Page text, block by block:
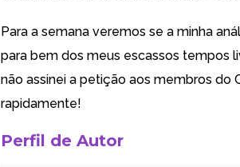
Para a semana veremos se a minha
para bem dos meus escassos tempos
não assinei a petição aos membros do
rapidamente!
Perfil de Autor